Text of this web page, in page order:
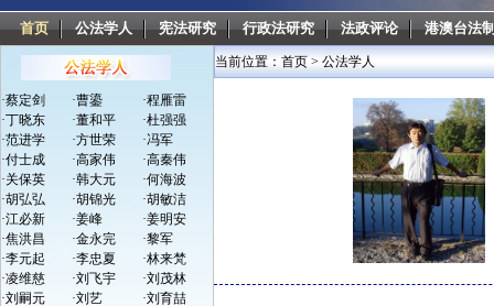
首页 公法学人 宪法研究 行政法研究 法政评论 港澳台法
·蔡定剑 ·曹鎏 ·程雁雷
·丁晓东 ·董和平 ·杜强强
·范进学 ·方世荣 ·冯军
·付士成 ·高家伟 ·高秦伟
·关保英 ·韩大元 ·何海波
·胡弘弘 ·胡锦光 ·胡敏洁
·江必新 ·姜峰 ·姜明安
·焦洪昌 ·金永完 ·黎军
·李元起 ·李忠夏 ·林来梵
·凌维慈 ·刘飞宇 ·刘茂林
·刘嗣元 ·刘艺 ·刘育喆
当前位置： 首页 > 公法学人